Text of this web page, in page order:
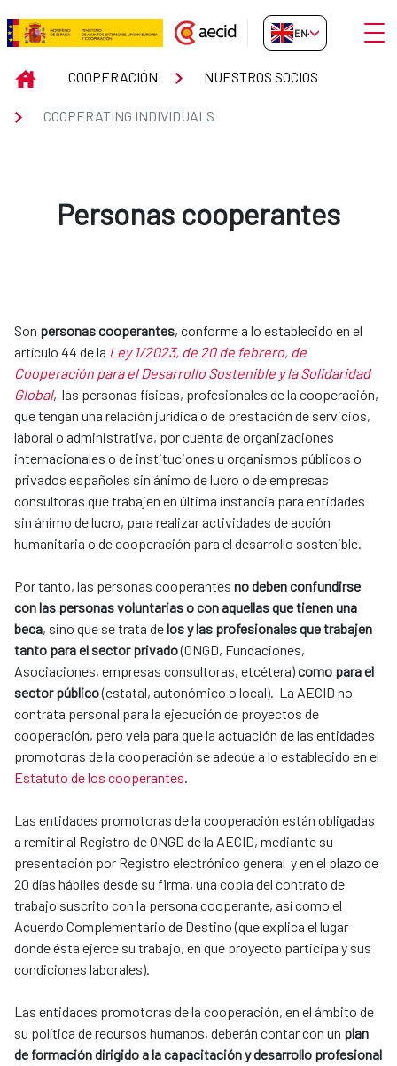
Skip to Main Content
COOPERATING INDIVIDUALS
EN-GB
INICIOCOOPERACIÓN NUESTROS SOCIOS
COOPERATING INDIVIDUALS
Personas cooperantes
Son personas cooperantes, conforme a lo establecido en el
artículo 44 de la Ley 1/2023, de 20 de febrero, de
Cooperación para el Desarrollo Sostenible y la Solidaridad
Global, las personas físicas, profesionales de la cooperación,
que tengan una relación jurídica o de prestación de servicios,
laboral o administrativa, por cuenta de organizaciones
internacionales o de instituciones u organismos públicos o
privados españoles sin ánimo de lucro o de empresas
consultoras que trabajen en última instancia para entidades
sin ánimo de lucro, para realizar actividades de acción
humanitaria o de cooperación para el desarrollo sostenible.
Por tanto, las personas cooperantes no deben confundirse
con las personas voluntarias o con aquellas que tienen una
beca, sino que se trata delos y las profesionales que trabajen
tanto para el sector privado(ONGD, Fundaciones,
Asociaciones, empresas consultoras, etcétera)como para el
sector público(estatal, autonómico o local). La AECID no
contrata personal para la ejecución de proyectos de
cooperación, pero vela para que la actuación de las entidades
promotoras de la cooperación se adecúe a lo establecido en el
Estatuto de los cooperantes.
Las entidades promotoras de la cooperación están obligadas
a remitir al Registro de ONGD de la AECID, mediante su
presentación por Registro electrónico general y en el plazo de
20 días hábiles desde su firma, una copia del contrato de
trabajo suscrito con la persona cooperante, así como el
Acuerdo Complementario de Destino (que explica el lugar
donde ésta ejerce su trabajo, en qué proyecto participa y sus
condiciones laborales).
Las entidades promotoras de la cooperación, en el ámbito de
su política de recursos humanos, deberán contar con un plan
de formación dirigido a la capacitación y desarrollo profesional